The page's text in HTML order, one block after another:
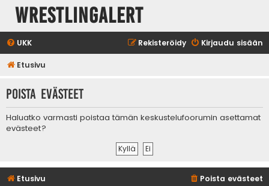
WrestlingAlert
UKK Kirjaudu sisään
Rekisteröidy
Etusivu
Poista evästeet
Haluatko varmasti poistaa tämän keskustelufoorumin asettamat
evästeet?
Etusivu Poista evästeet